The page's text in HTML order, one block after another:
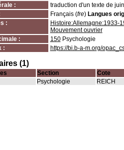
:
traduction d'un texte de
Français (fre) Langues
:
Histoire:Allemagne:1933-
Mouvement ouvrier
:
150 Psychologie
:
https://bi.b-a-m.org/
(1)
Section Cote
Psychologie REICH